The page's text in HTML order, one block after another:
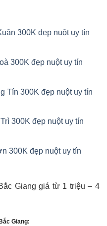
300K đẹp nuột uy tín
300K đẹp nuột uy tín
Tín 300K đẹp nuột uy tín
300K đẹp nuột uy tín
300K đẹp nuột uy tín
Giang giá từ 1 triệu – 4
Giang: